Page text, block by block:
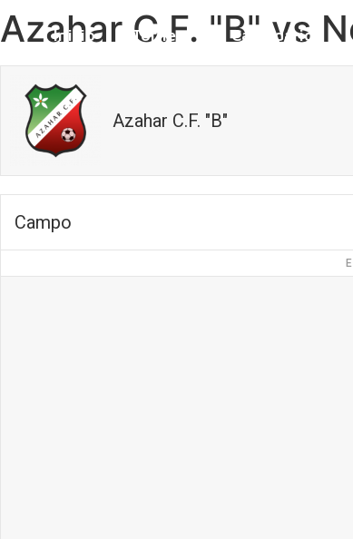
Inicio Torneo Calendario
Azahar C.F. "B" vs
Azahar C.F. "B"
Campo